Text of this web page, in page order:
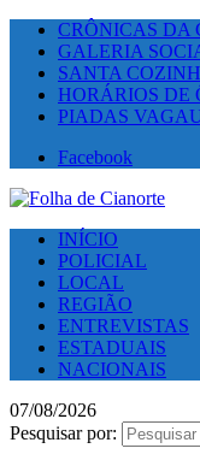
CRÔNICAS DA
GALERIA
SANTA
HORÁRIOS DE
PIADAS
Facebook
INÍCIO
POLICIAL
LOCAL
REGIÃO
ENTREVISTAS
ESTADUAIS
NACIONAIS
07/08/2026
Pesquisar por: